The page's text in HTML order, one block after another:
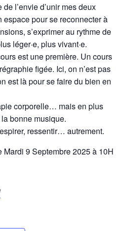
l’envie d’unir mes deux
espace pour se reconnecter à
s’exprimer au rythme de
léger·e, plus vivant·e.
est une première. Un cours
figée. Ici, on n’est pas
est là pour se faire du bien en
corporelle… mais en plus
bonne musique.
ressentir… autrement.
Mardi 9 Septembre 2025 à 10H